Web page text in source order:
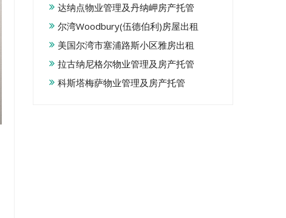
达纳点物业管理及丹纳岬房产托管
尔湾Woodbury(伍德伯利)房屋出租
美国尔湾市塞浦路斯小区雅房出租
拉古纳尼格尔物业管理及房产托管
科斯塔梅萨物业管理及房产托管